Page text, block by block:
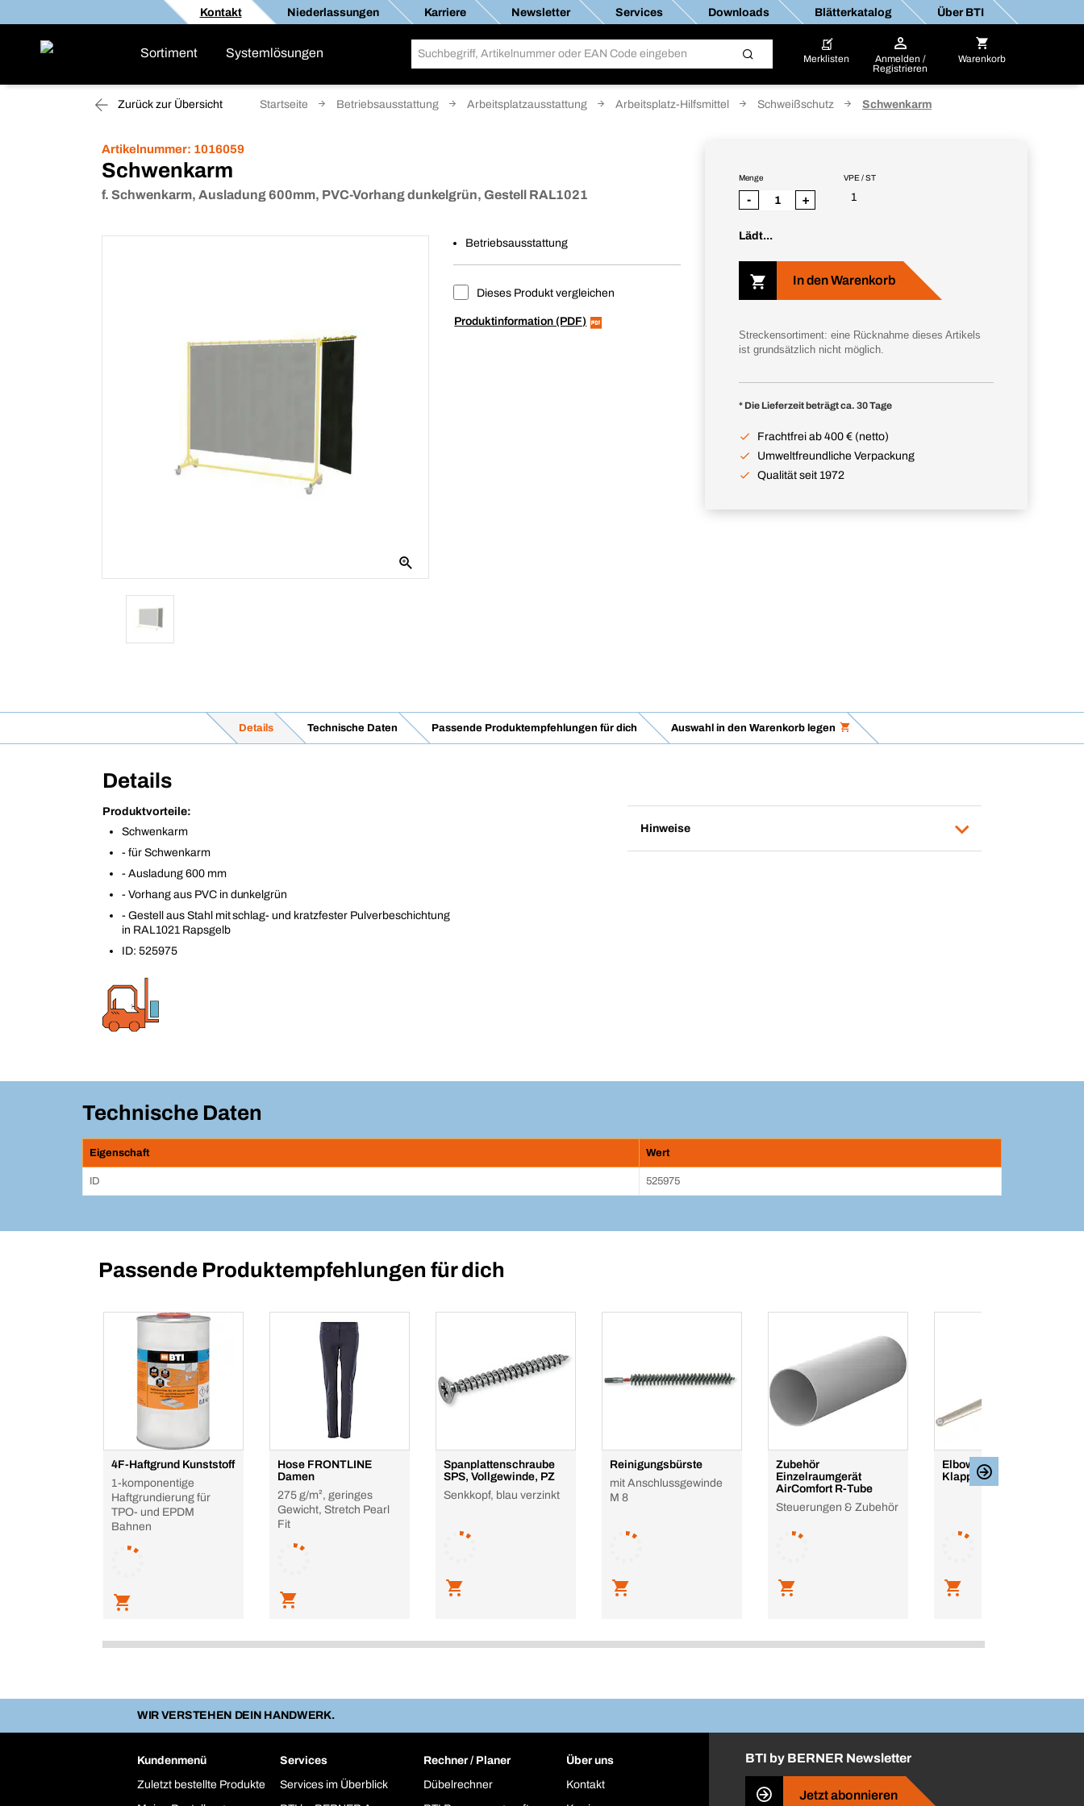
Kontakt Niederlassungen Karriere Newsletter Services Downloads Blätterkatalog Über BTI
Sortiment Systemlösungen Merklisten
Anmelden /
Registrieren
Warenkorb
Zurück zur Übersicht Startseite Betriebsausstattung Arbeitsplatzausstattung Arbeitsplatz-Hilfsmittel Schweißschutz Schwenkarm
Artikelnummer: 1016059
Schwenkarm
f. Schwenkarm, Ausladung 600mm, PVC-Vorhang dunkelgrün, Gestell RAL1021
Betriebsausstattung
Dieses Produkt vergleichen
Produktinformation (PDF)
VPE / ST
1
Menge
- +
Lädt...
In den Warenkorb
Streckensortiment: eine Rücknahme dieses Artikels
ist grundsätzlich nicht möglich.
* Die Lieferzeit beträgt ca. 30 Tage
Frachtfrei ab 400 € (netto)
Umweltfreundliche Verpackung
Qualität seit 1972
Details Technische Daten Passende Produktempfehlungen für dich Auswahl in den Warenkorb legen
Details
Produktvorteile:
Schwenkarm
- für Schwenkarm
- Ausladung 600 mm
- Vorhang aus PVC in dunkelgrün
- Gestell aus Stahl mit schlag- und kratzfester Pulverbeschichtung
in RAL1021 Rapsgelb
ID: 525975
Hinweise
Technische Daten
Eigenschaft Wert
ID 525975
Passende Produktempfehlungen für dich
4F-Haftgrund Kunststoff
1-komponentige
Haftgrundierung für
TPO- und EPDM
Bahnen
Hose FRONTLINE
Damen
275 g/m², geringes
Gewicht, Stretch Pearl
Fit
Spanplattenschraube
SPS, Vollgewinde, PZ
Senkkopf, blau verzinkt
Reinigungsbürste
mit Anschlussgewinde
M 8
Zubehör
Einzelraumgerät
AirComfort R-Tube
Steuerungen & Zubehör
Elbow
Klappenbeschlag
WIR VERSTEHEN DEIN HANDWERK.
Kundenmenü
Zuletzt bestellte Produkte
Services
Services im Überblick
Rechner / Planer
Dübelrechner
Über uns
Kontakt
BTI by BERNER Newsletter
Jetzt abonnieren